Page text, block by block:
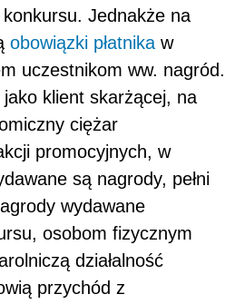
Jednakże na
obowiązki płatnika w
uczestnikom ww. nagród.
klient skarżącej, na
ciężar
promocyjnych, w
są nagrody, pełni
wydawane
osobom fizycznym
działalność
przychód z